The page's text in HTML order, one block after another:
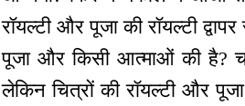
रॉयल्टी और पूजा की रॉयल्टी
पूजा और किसी आत्माओं की है?
लेकिन चित्रों की रॉयल्टी और